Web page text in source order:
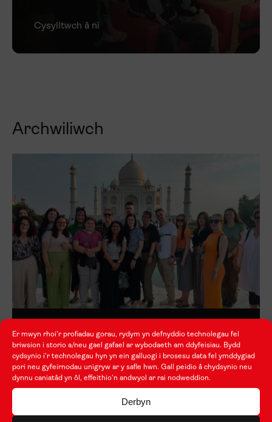
Er mwyn rhoi'r profiadau gorau, rydym yn defnyddio technolegau fel
briwsion i storio a/neu gael gafael ar wybodaeth am ddyfeisiau. Bydd
cydsynio i'r technolegau hyn yn ein galluogi i brosesu data fel ymddygiad
pori neu gyfeirnodau unigryw ar y safle hwn. Gall peidio â chydsynio neu
dynnu caniatâd yn ôl, effeithio'n andwyol ar rai nodweddion.
Derbyn
Cysylltwch â ni
Archwiliwch
Pwy sy’n gallu cymryd rhan?